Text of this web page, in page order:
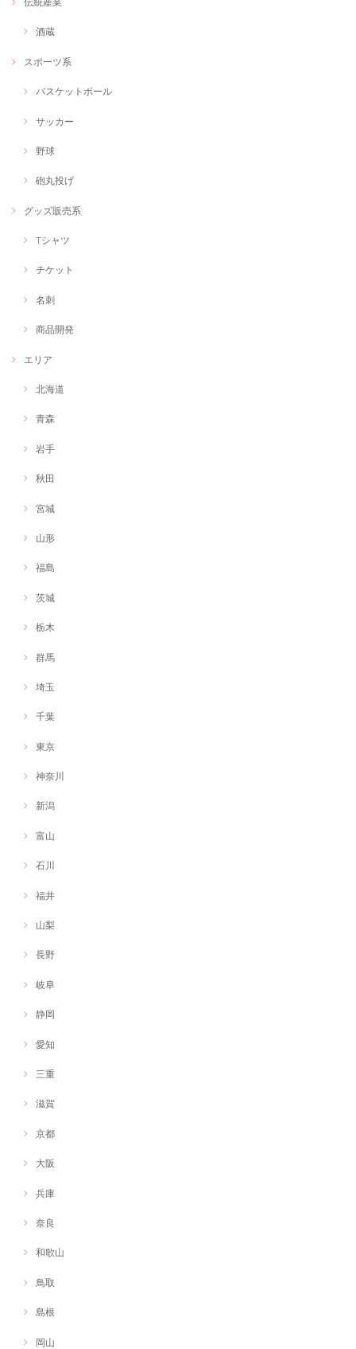
だき大満足です！
オリジナルキャラクターをデザインしてもらいました！とても可愛くて
とうございます!
オンライン会議を盛り上げるため、工夫をしたくお願いしました。 会議
のあるキャラクターで活動に命を吹き込んでもらえたような感覚です。
本当にありがとうございました！
酒蔵
スポーツ系
バスケットボール
サッカー
野球
砲丸投げ
グッズ販売系
Tシャツ
チケット
名刺
商品開発
エリア
北海道
青森
岩手
秋田
宮城
山形
福島
茨城
栃木
群馬
埼玉
千葉
東京
神奈川
新潟
富山
石川
福井
山梨
長野
岐阜
静岡
愛知
三重
滋賀
京都
大阪
兵庫
奈良
和歌山
鳥取
島根
岡山